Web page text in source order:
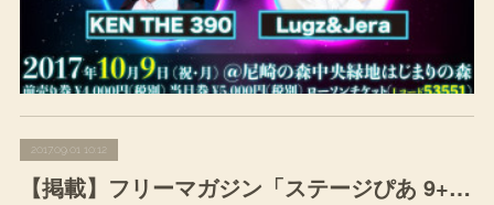
2017.09.01 10:12
【掲載】フリーマガジン「ステージぴあ 9+10月号」